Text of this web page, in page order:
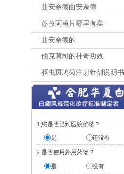
曲安奈德曲安奈德
苏孜阿甫片哪里有卖
曲安奈德的
他克莫司的神奇功效
驱虫斑鸠菊注射针剂说明书
1.您是否已到医院确诊？
是
还没有
2.是否使用外用药物？
是
没有